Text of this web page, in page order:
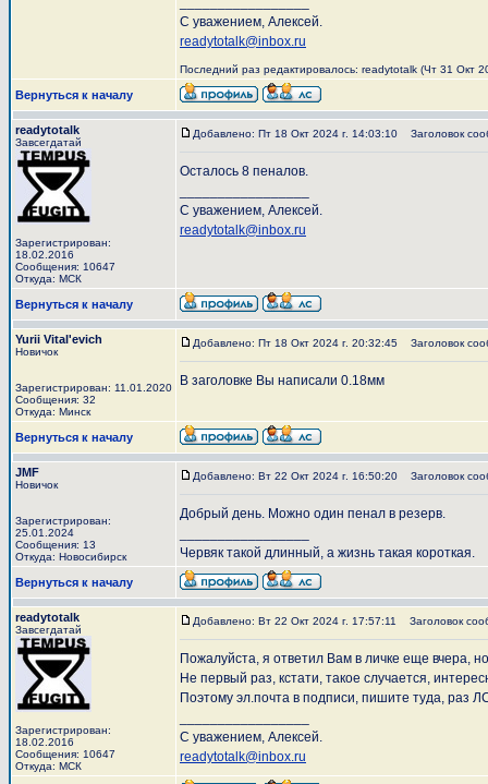
С уважением, Алексей.
readytotalk@inbox.ru
Последний раз редактировалось: readytotalk (Чт 31 Окт
Вернуться к началу
readytotalk
Завсегдатай
Зарегистрирован:
18.02.2016
Сообщения: 10647
Откуда: МСК
Добавлено: Пт 18 Окт 2024 г. 14:03:10 Заголовок
Осталось 8 пеналов.
С уважением, Алексей.
readytotalk@inbox.ru
Вернуться к началу
Yurii Vital'evich
Новичок
Зарегистрирован: 11.01.2020
Сообщения: 32
Откуда: Минск
Добавлено: Пт 18 Окт 2024 г. 20:32:45 Заголовок
В заголовке Вы написали 0.18мм
Вернуться к началу
JMF
Новичок
Зарегистрирован:
25.01.2024
Сообщения: 13
Откуда: Новосибирск
Добавлено: Вт 22 Окт 2024 г. 16:50:20 Заголовок
Добрый день. Можно один пенал в резерв.
Червяк такой длинный, а жизнь такая короткая.
Вернуться к началу
readytotalk
Завсегдатай
Зарегистрирован:
18.02.2016
Сообщения: 10647
Откуда: МСК
Добавлено: Вт 22 Окт 2024 г. 17:57:11 Заголовок
Пожалуйста, я ответил Вам в личке еще вчера,
Не первый раз, кстати, такое случается,
Поэтому эл.почта в подписи, пишите туда, раз
С уважением, Алексей.
readytotalk@inbox.ru